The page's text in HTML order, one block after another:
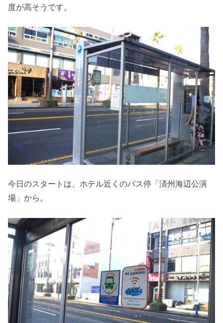
度が高そうです。
今日のスタートは、ホテル近くのバス停「済州海辺公演
場」から。